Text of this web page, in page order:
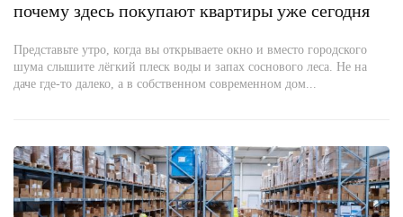
почему здесь покупают квартиры уже сегодня
Представьте утро, когда вы открываете окно и вместо городского
шума слышите лёгкий плеск воды и запах соснового леса. Не на
даче где-то далеко, а в собственном современном дом...